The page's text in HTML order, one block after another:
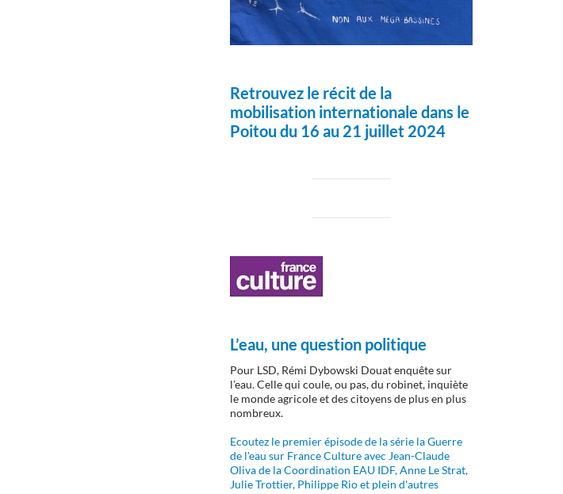
Retrouvez le récit de la
mobilisation internationale dans le
Poitou du 16 au 21 juillet 2024
L’eau, une question politique
Pour LSD, Rémi Dybowski Douat enquête sur
l’eau. Celle qui coule, ou pas, du robinet, inquiète
le monde agricole et des citoyens de plus en plus
nombreux.
Ecoutez le premier épisode de la série la Guerre
de l'eau sur France Culture avec Jean-Claude
Oliva de la Coordination EAU IDF, Anne Le Strat,
Julie Trottier, Philippe Rio et plein d'autres